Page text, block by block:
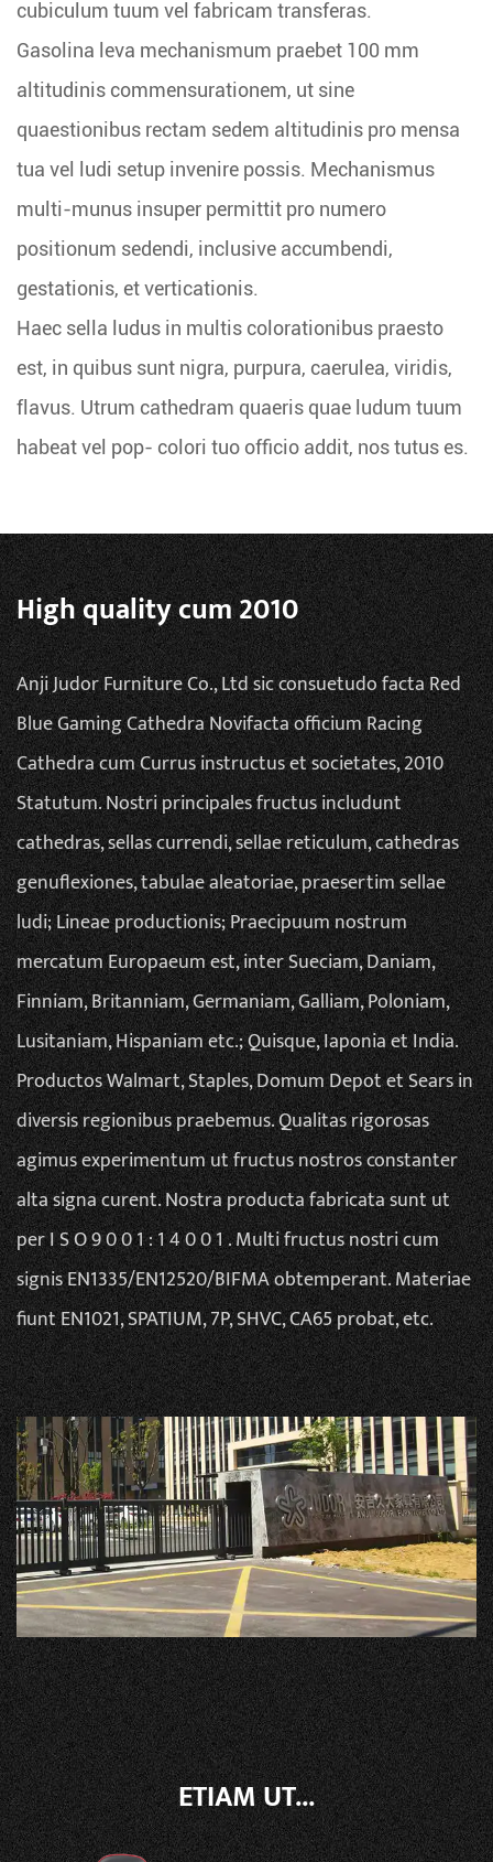
cubiculum tuum vel fabricam transferas.
Gasolina leva mechanismum praebet 100 mm
altitudinis commensurationem, ut sine
quaestionibus rectam sedem altitudinis pro mensa
tua vel ludi setup invenire possis. Mechanismus
multi-munus insuper permittit pro numero
positionum sedendi, inclusive accumbendi,
gestationis, et verticationis.
Haec sella ludus in multis colorationibus praesto
est, in quibus sunt nigra, purpura, caerulea, viridis,
flavus. Utrum cathedram quaeris quae ludum tuum
habeat vel pop- colori tuo officio addit, nos tutus es.
High quality cum 2010
Anji Judor Furniture Co., Ltd sicconsuetudo facta Red
Blue Gaming Cathedra Novifacta officium Racing
Cathedra cum Currus instructus et societates, 2010
Statutum. Nostri principales fructus includunt
cathedras, sellas currendi, sellae reticulum, cathedras
genuflexiones, tabulae aleatoriae, praesertim sellae
ludi; Lineae productionis; Praecipuum nostrum
mercatum Europaeum est, inter Sueciam, Daniam,
Finniam, Britanniam, Germaniam, Galliam, Poloniam,
Lusitaniam, Hispaniam etc.; Quisque, Iaponia et India.
Productos Walmart, Staples, Domum Depot et Sears in
diversis regionibus praebemus. Qualitas rigorosas
agimus experimentum ut fructus nostros constanter
alta signa curent. Nostra producta fabricata sunt ut
per I S O 9 0 0 1 : 1 4 0 0 1 . Multi fructus nostri cum
signis EN1335/EN12520/BIFMA obtemperant. Materiae
fiunt EN1021, SPATIUM, 7P, SHVC, CA65 probat, etc.
ETIAM UT...